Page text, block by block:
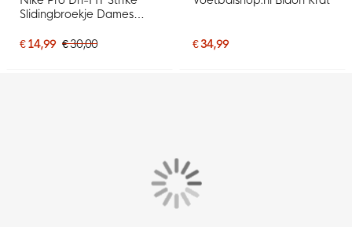
Slidingbroekje Dames
€ 14,99 € 30,00 € 34,99